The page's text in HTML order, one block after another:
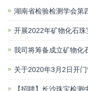
湖南省检验检测学会第
开展2022年矿物化石
我司将筹备成立矿物化
关于2020年3月2日开
【招聘】长沙珠宝检测